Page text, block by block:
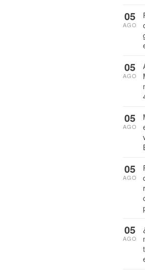
05
AGO
05
AGO
05
AGO
05
AGO
05
AGO